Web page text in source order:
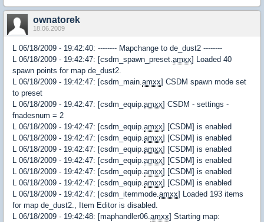
ownatorek
18.06.2009
L 06/18/2009 - 19:42:40: -------- Mapchange to de_dust2 --------
L 06/18/2009 - 19:42:47: [csdm_spawn_preset. amxx] Loaded 40
spawn points for map de_dust2.
L 06/18/2009 - 19:42:47: [csdm_main. amxx] CSDM spawn mode set
to preset
L 06/18/2009 - 19:42:47: [csdm_equip. amxx] CSDM - settings -
fnadesnum = 2
L 06/18/2009 - 19:42:47: [csdm_equip. amxx] [CSDM] is enabled
L 06/18/2009 - 19:42:47: [csdm_equip. amxx] [CSDM] is enabled
L 06/18/2009 - 19:42:47: [csdm_equip. amxx] [CSDM] is enabled
L 06/18/2009 - 19:42:47: [csdm_equip. amxx] [CSDM] is enabled
L 06/18/2009 - 19:42:47: [csdm_equip. amxx] [CSDM] is enabled
L 06/18/2009 - 19:42:47: [csdm_equip. amxx] [CSDM] is enabled
L 06/18/2009 - 19:42:47: [csdm_itemmode. amxx] Loaded 193 items
for map de_dust2., Item Editor is disabled.
L 06/18/2009 - 19:42:48: [maphandler06. amxx] Starting map: